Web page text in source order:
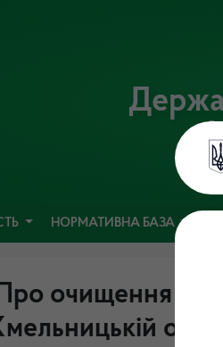
НОРМАТИВНА БАЗА
очищення